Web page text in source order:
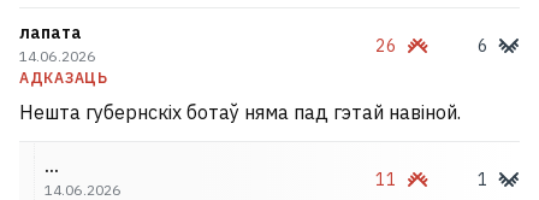
лапата
14.06.2026
АДКАЗАЦЬ
26 6
Нешта губернскіх ботаў няма пад гэтай навіной.
...
14.06.2026
11 1